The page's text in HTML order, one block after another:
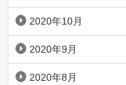
2020年10月
2020年9月
2020年8月